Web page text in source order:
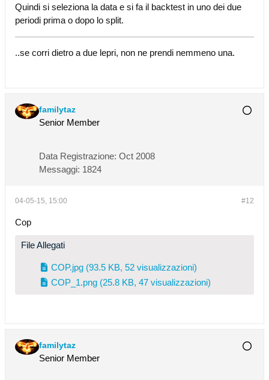
Quindi si seleziona la data e si fa il backtest in uno dei due
periodi prima o dopo lo split.
..se corri dietro a due lepri, non ne prendi nemmeno una.
familytaz
Senior Member
Data Registrazione: Oct 2008
Messaggi: 1824
#12
04-05-15, 15:00
Cop
File Allegati
COP.jpg (93.5 KB, 52 visualizzazioni)
COP_1.png (25.8 KB, 47 visualizzazioni)
familytaz
Senior Member